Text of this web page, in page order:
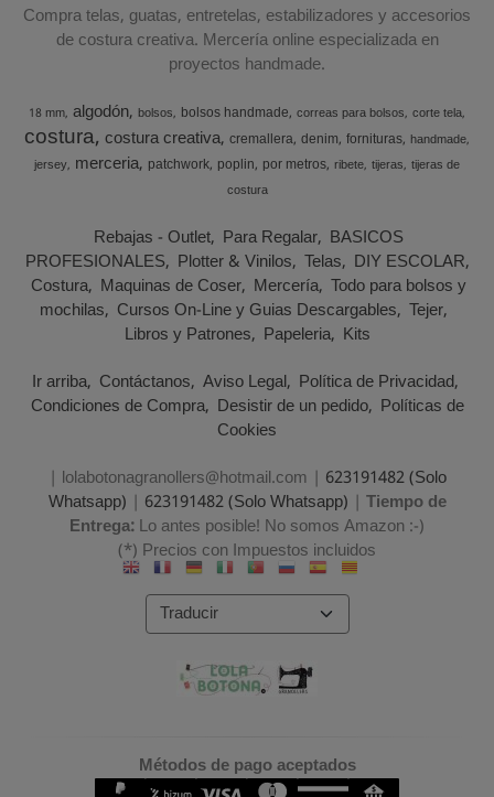
Compra telas, guatas, entretelas, estabilizadores y accesorios
de costura creativa. Mercería online especializada en
proyectos handmade.
18 mm algodón bolsos bolsos handmade correas para bolsos corte tela
costura costura creativa cremallera denim fornituras handmade
jersey merceria patchwork poplin por metros ribete tijeras tijeras de
costura
Rebajas - Outlet Para Regalar BASICOS
PROFESIONALES Plotter & Vinilos Telas DIY ESCOLAR
Costura Maquinas de Coser Mercería Todo para bolsos y
mochilas Cursos On-Line y Guias Descargables Tejer
Libros y Patrones Papeleria Kits
Ir arriba Contáctanos Aviso Legal Política de Privacidad
Condiciones de Compra Desistir de un pedido Políticas de
Cookies
| lolabotonagranollers@hotmail.com | 623191482 (Solo
Whatsapp) | 623191482 (Solo Whatsapp) | Tiempo de
Entrega:Lo antes posible! No somos Amazon :-)
(*) Precios con Impuestos incluidos
Métodos de pago aceptados